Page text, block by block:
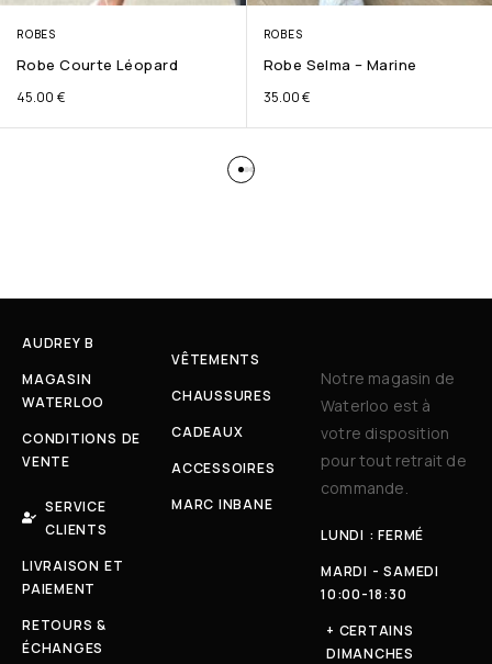
ROBES
Robe Courte Léopard
45.00 €
ROBES
Robe Selma – Marine
35.00€
AUDREY B
MAGASIN
WATERLOO
CONDITIONS DE
VENTE
SERVICE
CLIENTS
LIVRAISON ET
PAIEMENT
RETOURS &
ÉCHANGES
VÊTEMENTS
CHAUSSURES
CADEAUX
ACCESSOIRES
MARC INBANE
Notre magasin de
Waterloo est à
votre disposition
pour tout retrait de
commande.
LUNDI : FERMÉ
MARDI - SAMEDI
10:00-18:30
+ CERTAINS
DIMANCHES